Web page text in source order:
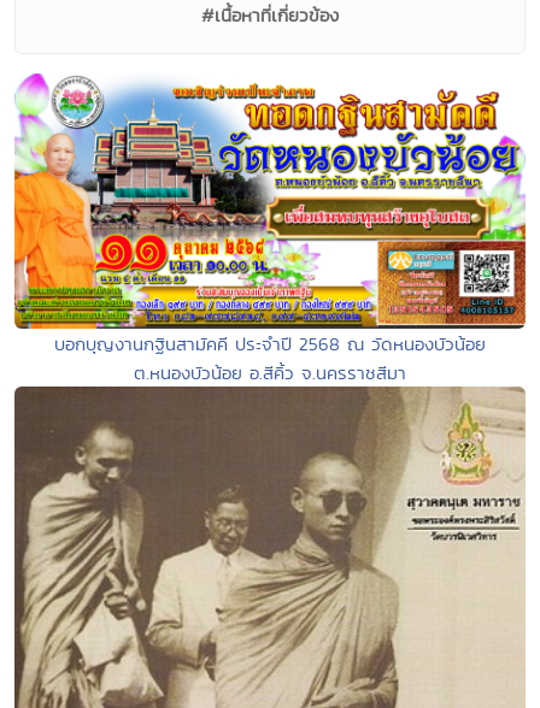
#เนื้อหาที่เกี่ยวข้อง
บอกบุญงานกฐินสามัคคี ประจำปี 2568 ณ วัดหนองบัวน้อย
ต.หนองบัวน้อย อ.สีคิ้ว จ.นครราชสีมา